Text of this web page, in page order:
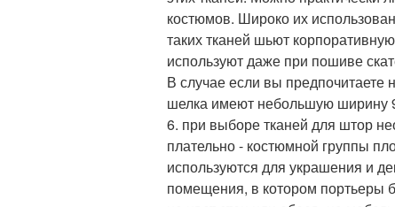
костюмов. Широко их
таких тканей шьют
используют даже при пошиве
В случае если вы предпочитаете
шелка имеют небольшую ширину
6. при выборе тканей для штор
плательно - костюмной группы
используются для украшения и
помещения, в котором портьеры